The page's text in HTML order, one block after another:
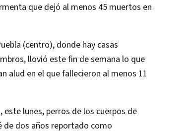
que dejó al menos 45 muertos en
(centro), donde hay casas
llovió este fin de semana lo que
alud en el que fallecieron al menos 11
este lunes, perros de los cuerpos de
de dos años reportado como